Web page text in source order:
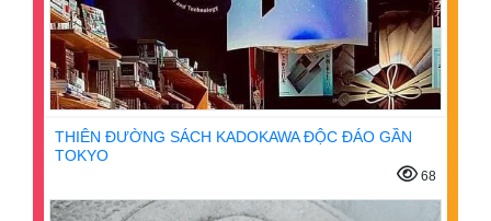
THIÊN ĐƯỜNG SÁCH KADOKAWA ĐỘC ĐÁO GẦN
TOKYO
68